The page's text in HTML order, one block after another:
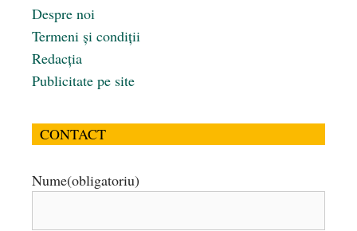
Despre noi
Termeni și condiții
Redacția
Publicitate pe site
CONTACT
Nume(obligatoriu)